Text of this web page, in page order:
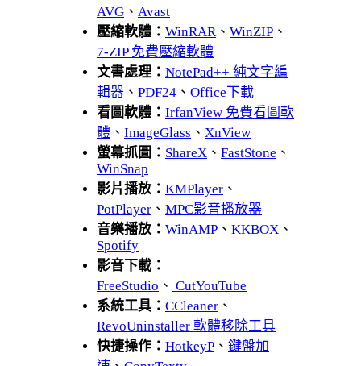
AVG 、 Avast
壓縮軟體： WinRAR 、 WinZIP 、
7-ZIP 免費壓縮軟體
文書處理： NotePad++ 純文字編
輯器 、 PDF24 、 Office下載
看圖軟體： IrfanView 免費看圖軟
體 、 ImageGlass 、 XnView
螢幕抓圖： ShareX 、 FastStone 、
WinSnap
影片播放： KMPlayer 、
PotPlayer 、 MPC影音播放器
音樂播放： WinAMP 、 KKBOX 、
Spotify
影音下載：
FreeStudio 、 CutYouTube
系統工具： CCleaner 、
RevoUninstaller 軟體移除工具
快捷操作： HotkeyP 、 鍵盤加